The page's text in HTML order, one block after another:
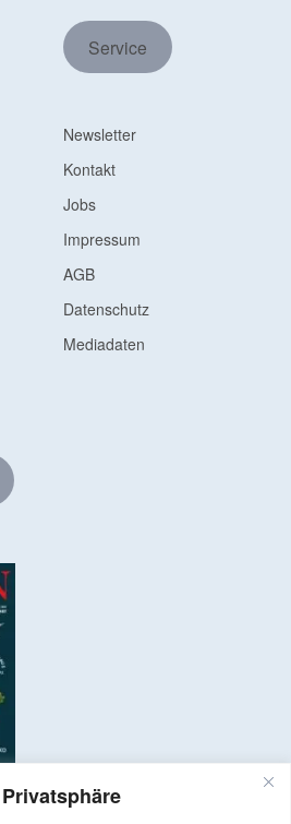
Service
Newsletter
Kontakt
Jobs
Impressum
AGB
Datenschutz
Mediadaten